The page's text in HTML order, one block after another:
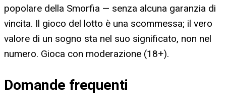
popolare della Smorfia — senza alcuna garanzia di
vincita. Il gioco del lotto è una scommessa; il vero
valore di un sogno sta nel suo significato, non nel
numero. Gioca con moderazione (18+).
Domande frequenti